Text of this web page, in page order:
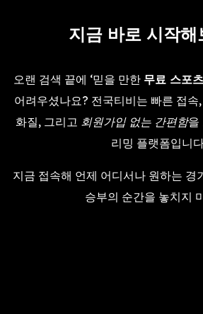
지금 바로 시작해
오랜 검색 끝에 ‘믿을 만한 무료 스포
어려우셨나요? 전국티비는 빠른 접속
화질, 그리고 회원가입 없는 간편함을
리밍 플랫폼입니
지금 접속해 언제 어디서나 원하는 경
승부의 순간을 놓치지